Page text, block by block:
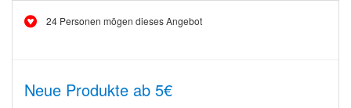
24 Personen mögen dieses Angebot
Neue Produkte ab 5€